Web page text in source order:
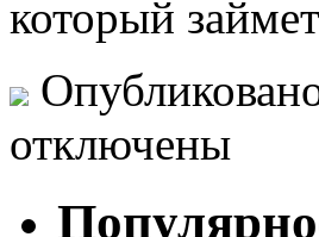
который
отключены